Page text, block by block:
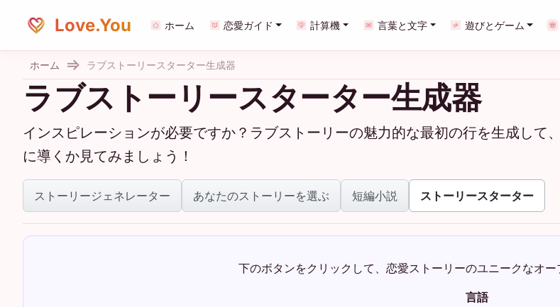
Love.You ホーム 恋愛ガイド 計算機 言葉と文字 遊びとゲーム
ホーム ラブストーリースターター生成器
ラブストーリースターター生成器
インスピレーションが必要ですか？ラブストーリーの魅力的な最初の行を生成して
に導くか見てみましょう！
ストーリージェネレーター あなたのストーリーを選ぶ 短編小説 ストーリースターター
下のボタンをクリックして、恋愛ストーリーのユニークなオー
言語